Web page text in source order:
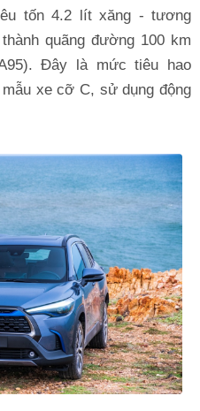
tốn 4.2 lít xăng - tương
quãng đường 100 km
Đây là mức tiêu hao
xe cỡ C, sử dụng động